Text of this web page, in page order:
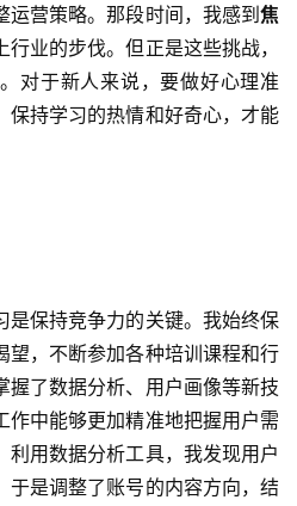
运营策略。那段时间，我感到焦
行业的步伐。但正是这些挑战，
对于新人来说，要做好心理准
保持学习的热情和好奇心，才能
是保持竞争力的关键。我始终保
望，不断参加各种培训课程和行
握了数据分析、用户画像等新技
作中能够更加精准地把握用户需
利用数据分析工具，我发现用户
于是调整了账号的内容方向，结